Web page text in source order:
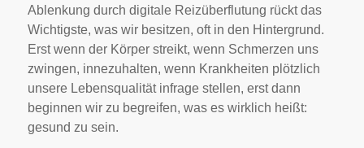
Ablenkung durch digitale Reizüberflutung rückt das
Wichtigste, was wir besitzen, oft in den Hintergrund.
Erst wenn der Körper streikt, wenn Schmerzen uns
zwingen, innezuhalten, wenn Krankheiten plötzlich
unsere Lebensqualität infrage stellen, erst dann
beginnen wir zu begreifen, was es wirklich heißt:
gesund zu sein.